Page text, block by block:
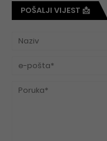
POŠALJI VIJEST 📩